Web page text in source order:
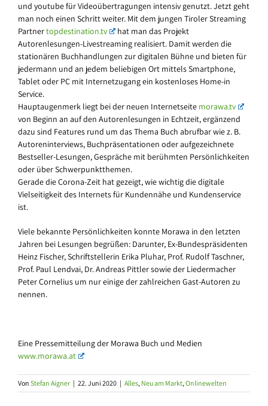
und youtube für Videoübertragungen intensiv genutzt. Jetzt geht
man noch einen Schritt weiter. Mit dem jungen Tiroler Streaming
Partnertopdestination.tv
hat man das Projekt
Autorenlesungen-Livestreaming realisiert. Damit werden die
stationären Buchhandlungen zur digitalen Bühne und bieten für
jedermann und an jedem beliebigen Ort mittels Smartphone,
Tablet oder PC mit Internetzugang ein kostenloses Home-in
Service.
Hauptaugenmerk liegt bei der neuen Internetseite morawa.tv
von Beginn an auf den Autorenlesungen in Echtzeit, ergänzend
dazu sind Features rund um das Thema Buch abrufbar wie z. B.
Autoreninterviews, Buchpräsentationen oder aufgezeichnete
Bestseller-Lesungen, Gespräche mit berühmten Persönlichkeiten
oder über Schwerpunktthemen.
Gerade die Corona-Zeit hat gezeigt, wie wichtig die digitale
Vielseitigkeit des Internets für Kundennähe und Kundenservice
ist.
Viele bekannte Persönlichkeiten konnte Morawa in den letzten
Jahren bei Lesungen begrüßen: Darunter, Ex-Bundespräsidenten
Heinz Fischer, Schriftstellerin Erika Pluhar, Prof. Rudolf Taschner,
Prof. Paul Lendvai, Dr. Andreas Pittler sowie der Liedermacher
Peter Cornelius um nur einige der zahlreichen Gast-Autoren zu
nennen.
Eine Pressemitteilung der Morawa Buch und Medien
www.morawa.at
Von Stefan Aigner | 22. Juni 2020 | Alles, Neu am Markt,Onlinewelten